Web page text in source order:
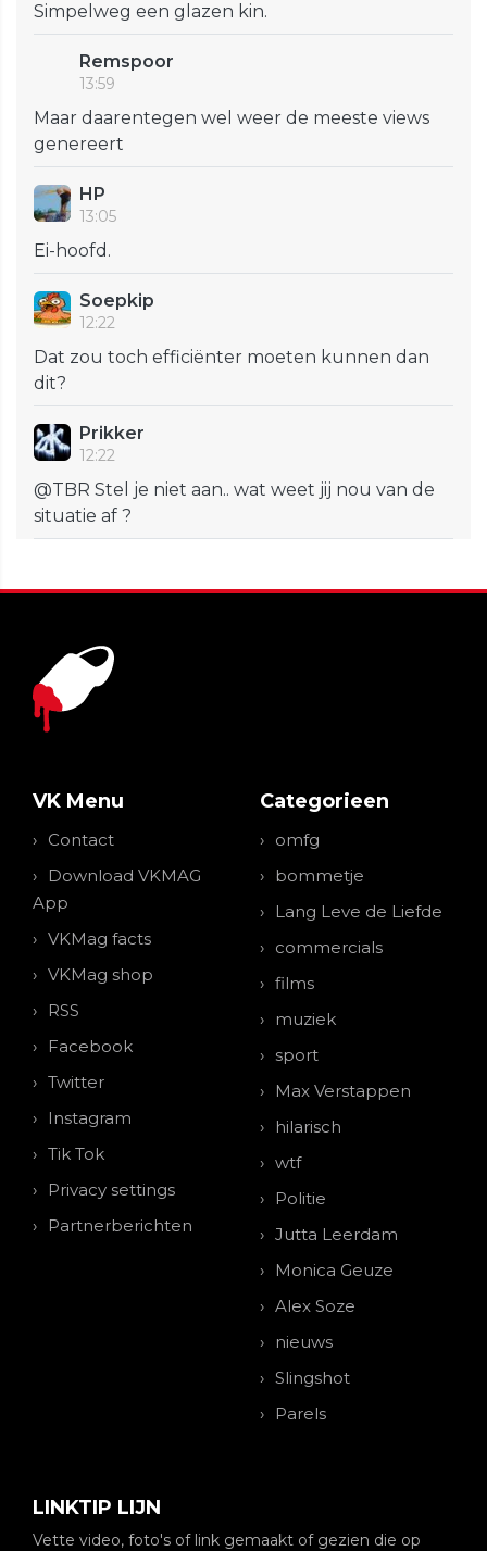
Simpelweg een glazen kin.
Remspoor
13:59
Maar daarentegen wel weer de meeste views
genereert
HP
13:05
Ei-hoofd.
Soepkip
12:22
Dat zou toch efficiënter moeten kunnen dan
dit?
Prikker
12:22
@TBR Stel je niet aan.. wat weet jij nou van de
situatie af ?
VK Menu
Contact
Download VKMAG
App
VKMag facts
VKMag shop
RSS
Facebook
Twitter
Instagram
Tik Tok
Privacy settings
Partnerberichten
Categorieen
omfg
bommetje
Lang Leve de Liefde
commercials
films
muziek
sport
Max Verstappen
hilarisch
wtf
Politie
Jutta Leerdam
Monica Geuze
Alex Soze
nieuws
Slingshot
Parels
LINKTIP LIJN
Vette video, foto's of link gemaakt of gezien die op